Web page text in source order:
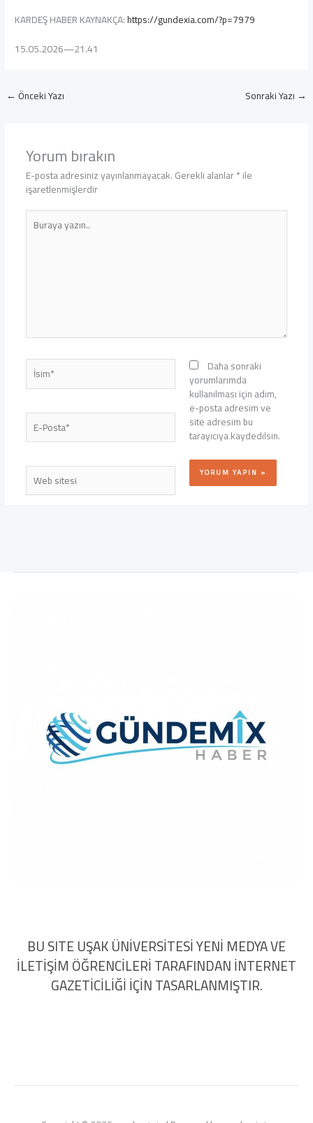
KARDEŞ HABER KAYNAKÇA:https://gundexia.com/?p=7979
15.05.2026—21.41
← Önceki Yazı Sonraki Yazı →
Yorum bırakın
E-posta adresiniz yayınlanmayacak.Gerekli alanlar*ile
işaretlenmişlerdir
Buraya
yazın..
İsim*
E-
Posta*
Web
sitesi
Daha sonraki
yorumlarımda
kullanılması için adım,
e-posta adresim ve
site adresim bu
tarayıcıya kaydedilsin.
BU SITE UŞAK ÜNİVERSİTESİ YENİ MEDYA VE
İLETİŞİM ÖĞRENCİLERİ TARAFINDAN İNTERNET
GAZETİCİLİĞİ İÇİN TASARLANMIŞTIR.